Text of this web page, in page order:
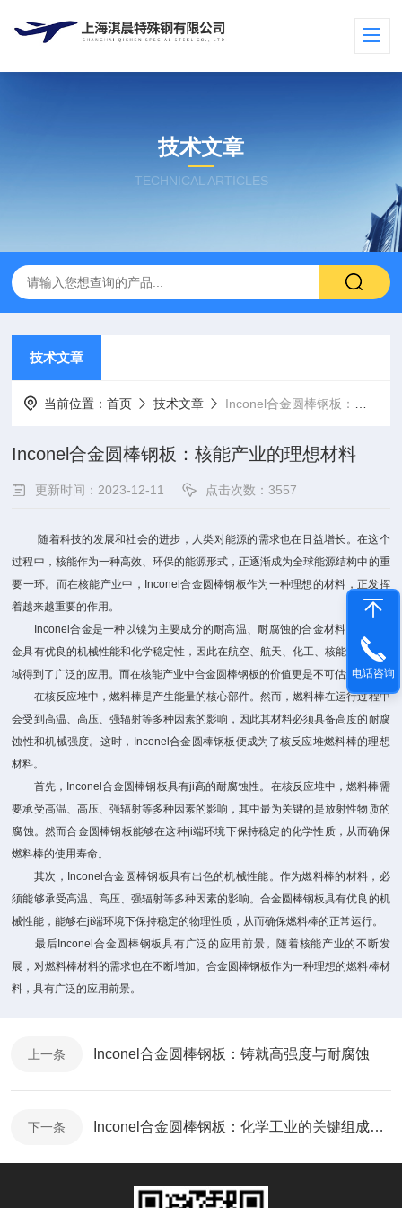
技术文章
TECHNICAL ARTICLES
技术文章
当前位置：首页 技术文章 Inconel合金圆棒钢板：核能产业的理想材料
Inconel合金圆棒钢板：核能产业的理想材料
更新时间：2023-12-11 点击次数：3557
随着科技的发展和社会的进步，人类对能源的需求也在日益增长。在这个
过程中，核能作为一种高效、环保的能源形式，正逐渐成为全球能源结构中的重
要一环。而在核能产业中，Inconel合金圆棒钢板作为一种理想的材料，正发挥
着越来越重要的作用。
Inconel合金是一种以镍为主要成分的耐高温、耐腐蚀的合金材料。这种合
金具有优良的机械性能和化学稳定性，因此在航空、航天、化工、核能等众多领
域得到了广泛的应用。而在核能产业中合金圆棒钢板的价值更是不可估量。
在核反应堆中，燃料棒是产生能量的核心部件。然而，燃料棒在运行过程中
会受到高温、高压、强辐射等多种因素的影响，因此其材料必须具备高度的耐腐
蚀性和机械强度。这时，Inconel合金圆棒钢板便成为了核反应堆燃料棒的理想
材料。
首先，Inconel合金圆棒钢板具有ji高的耐腐蚀性。在核反应堆中，燃料棒需
要承受高温、高压、强辐射等多种因素的影响，其中最为关键的是放射性物质的
腐蚀。然而合金圆棒钢板能够在这种ji端环境下保持稳定的化学性质，从而确保
燃料棒的使用寿命。
其次，Inconel合金圆棒钢板具有出色的机械性能。作为燃料棒的材料，必
须能够承受高温、高压、强辐射等多种因素的影响。合金圆棒钢板具有优良的机
械性能，能够在ji端环境下保持稳定的物理性质，从而确保燃料棒的正常运行。
最后Inconel合金圆棒钢板具有广泛的应用前景。随着核能产业的不断发
展，对燃料棒材料的需求也在不断增加。合金圆棒钢板作为一种理想的燃料棒材
料，具有广泛的应用前景。
上一条 Inconel合金圆棒钢板：铸就高强度与耐腐蚀
下一条 Inconel合金圆棒钢板：化学工业的关键组成部分
电话咨询